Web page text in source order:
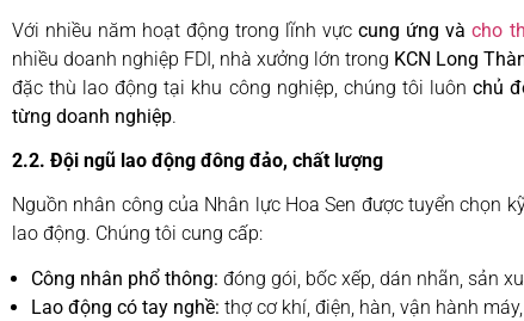
Với nhiều năm hoạt động trong lĩnh vựccung ứng vàcho
nhiều doanh nghiệp FDI, nhà xưởng lớn trong KCN Long
đặc thù lao động tại khu công nghiệp, chúng tôi luôn chủ
từng doanh nghiệp.
2.2. Đội ngũ lao động đông đảo, chất lượng
Nguồn nhân công của Nhân lực Hoa Sen được tuyển chọn
lao động. Chúng tôi cung cấp:
Công nhân phổ thông: đóng gói, bốc xếp, dán nhãn, sản
Lao động có tay nghề: thợ cơ khí, điện, hàn, vận hành